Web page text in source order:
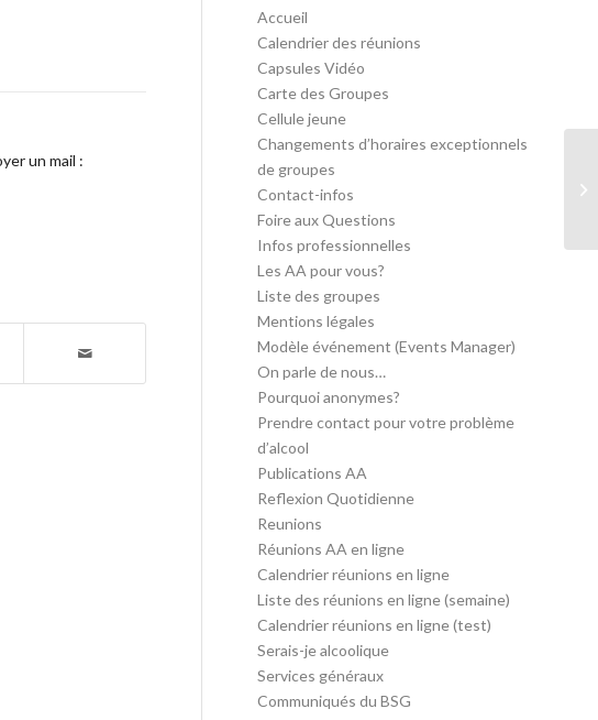
un mail :
Accueil
Calendrier des réunions
Capsules Vidéo
Carte des Groupes
Cellule jeune
Changements d’horaires exceptionnels
de groupes
Contact-infos
Foire aux Questions
Infos professionnelles
Les AA pour vous?
Liste des groupes
Mentions légales
Modèle événement (Events Manager)
On parle de nous…
Pourquoi anonymes?
Prendre contact pour votre problème
d’alcool
Publications AA
Reflexion Quotidienne
Reunions
Réunions AA en ligne
Calendrier réunions en ligne
Liste des réunions en ligne (semaine)
Calendrier réunions en ligne (test)
Serais-je alcoolique
Services généraux
Communiqués du BSG